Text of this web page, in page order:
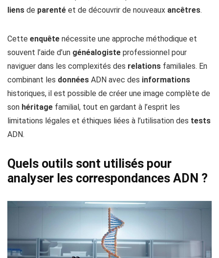
liens de parenté et de découvrir de nouveaux ancêtres.
Cette enquête nécessite une approche méthodique et
souvent l’aide d’un généalogiste professionnel pour
naviguer dans les complexités des relations familiales. En
combinant les données ADN avec des informations
historiques, il est possible de créer une image complète de
son héritage familial, tout en gardant à l’esprit les
limitations légales et éthiques liées à l’utilisation des tests
ADN.
Quels outils sont utilisés pour
analyser les correspondances ADN ?